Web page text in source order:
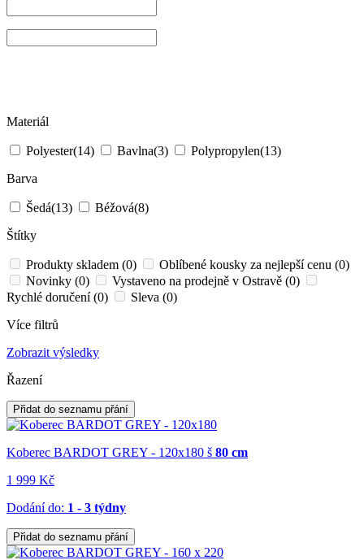
Materiál
Polyester(14) Bavlna(3) Polypropylen(13)
Barva
Šedá(13) Béžová(8)
Štítky
Produkty skladem (0)
Oblíbené kousky za nejlepší cenu (0)
Novinky (0)
Vystaveno na prodejně v Ostravě (0)
Rychlé doručení (0)
Sleva (0)
Více filtrů
Zobrazit výsledky
Řazení
Přidat do seznamu přání
Koberec BARDOT GREY - 120x180 š 80 cm
1 999 Kč
Dodání do: 1 - 3 týdny
Přidat do seznamu přání